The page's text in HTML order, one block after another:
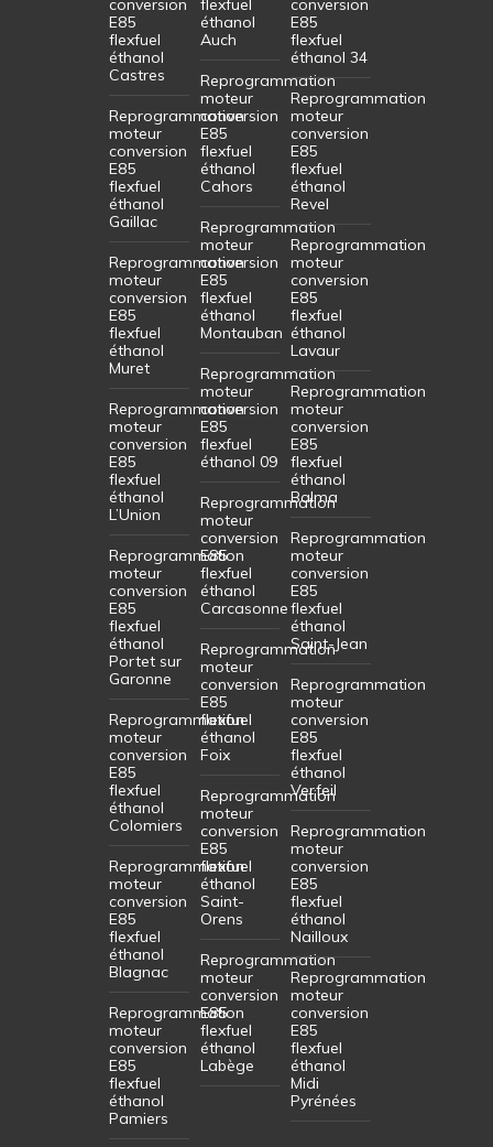
conversion
E85
flexfuel
éthanol
Castres
Reprogrammation
moteur
conversion
E85
flexfuel
éthanol
Gaillac
Reprogrammation
moteur
conversion
E85
flexfuel
éthanol
Muret
Reprogrammation
moteur
conversion
E85
flexfuel
éthanol
L’Union
Reprogrammation
moteur
conversion
E85
flexfuel
éthanol
Portet sur
Garonne
Reprogrammation
moteur
conversion
E85
flexfuel
éthanol
Colomiers
Reprogrammation
moteur
conversion
E85
flexfuel
éthanol
Blagnac
Reprogrammation
moteur
conversion
E85
flexfuel
éthanol
Pamiers
flexfuel
éthanol
Auch
Reprogrammation
moteur
conversion
E85
flexfuel
éthanol
Cahors
Reprogrammation
moteur
conversion
E85
flexfuel
éthanol
Montauban
Reprogrammation
moteur
conversion
E85
flexfuel
éthanol 09
Reprogrammation
moteur
conversion
E85
flexfuel
éthanol
Carcasonne
Reprogrammation
moteur
conversion
E85
flexfuel
éthanol
Foix
Reprogrammation
moteur
conversion
E85
flexfuel
éthanol
Saint-
Orens
Reprogrammation
moteur
conversion
E85
flexfuel
éthanol
Labège
conversion
E85
flexfuel
éthanol 34
Reprogrammation
moteur
conversion
E85
flexfuel
éthanol
Revel
Reprogrammation
moteur
conversion
E85
flexfuel
éthanol
Lavaur
Reprogrammation
moteur
conversion
E85
flexfuel
éthanol
Balma
Reprogrammation
moteur
conversion
E85
flexfuel
éthanol
Saint-Jean
Reprogrammation
moteur
conversion
E85
flexfuel
éthanol
Verfeil
Reprogrammation
moteur
conversion
E85
flexfuel
éthanol
Nailloux
Reprogrammation
moteur
conversion
E85
flexfuel
éthanol
Midi
Pyrénées